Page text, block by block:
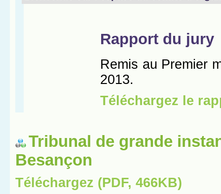
Tribunal de grande
Besançon
Téléchargez (PDF, 466KB)